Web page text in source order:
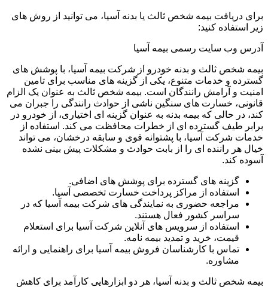
برای دریافت بیمه شخص ثالث یا بدنه آسیا، می توانید از روش های
زیر استفاده کنید:
آدرس وب سایت رسمی بیمه آسیا
بیمه شخص ثالث و بدنه خودرو از شرکت بیمه آسیا، با پوشش های
گسترده و خدمات متنوع، یکی از گزینه های مناسب برای تامین
امنیت و آرامش رانندگان است. بیمه شخص ثالث به عنوان یک الزام
قانونی، خسارت های سنگین ناشی از حوادث رانندگی را جبران می
کند، در حالی که بیمه بدنه به عنوان گزینه ای اختیاری، از خودرو در
برابر طیف گسترده ای از خطرات محافظت می کند. استفاده از
خدمات شرکت آسیا، با پشتوانه قوی و سابقه درخشان، می تواند
خیال هر راننده ای را از بابت حوادث و مشکلات پیش بینی نشده
آسوده کند.
گزینه های گسترده برای پوشش های اضافی.
استفاده از مراکز پرداخت خسارت تخصصی آسیا.
مراجعه حضوری به نمایندگی های شرکت بیمه آسیا که در
سراسر کشور فعال هستند.
استفاده از سرویس های آنلاین شرکت آسیا برای استعلام
قیمت، خرید و تمدید بیمه نامه.
تماس با کارشناسان فروش بیمه آسیا برای راهنمایی و ارائه
مشاوره.
بیمه شخص ثالث و بدنه آسیا، هر دو ابزارهایی کارآمد برای کاهش